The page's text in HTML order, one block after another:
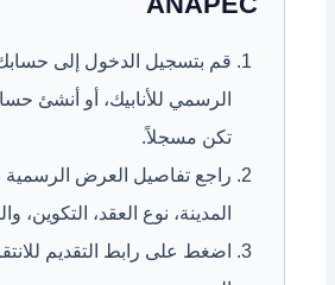
قم بتسجيل الدخول إلى
الرسمي للأنابيك، أو أنشئ
تكن مسجلاً.
راجع تفاصيل العرض الرسمية
المدينة، نوع العقد، التكوين،
اضغط على رابط التقديم